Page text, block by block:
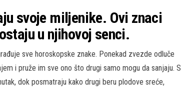
svoje miljenike. Ovi znaci
u njihovoj senci.
sve horoskopske znake. Ponekad zvezde odluče
i pruže im sve ono što drugi samo mogu da sanjaju. S
dok posmatraju kako drugi beru plodove sreće,